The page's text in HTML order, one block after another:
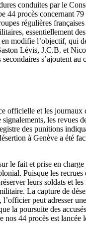
conduites par le
procès concernant
régulières
essentiellement
modifie l’objectif, qui
Lévis, J.C.B. et
s’ajoutent
et les journaux
les revues
des punitions
à Genève a été
le fait et prise en
Puisque les
leurs soldats et
La capture de
peut adresser
la poursuite des
44 procès est